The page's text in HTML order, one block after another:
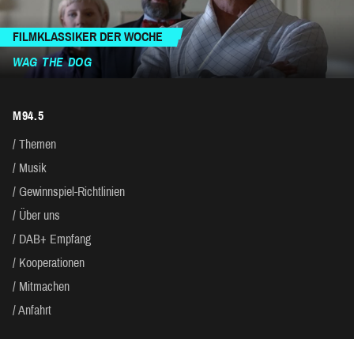
FILMKLASSIKER DER WOCHE
WAG THE DOG
M94.5
Themen
Musik
Gewinnspiel-Richtlinien
Über uns
DAB+ Empfang
Kooperationen
Mitmachen
Anfahrt